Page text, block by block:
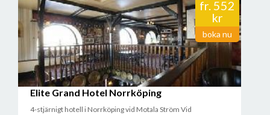
fr.552
kr
boka nu
Elite Grand Hotel Norrköping
4-stjärnigt hotell i Norrköping vid Motala Ström Vid